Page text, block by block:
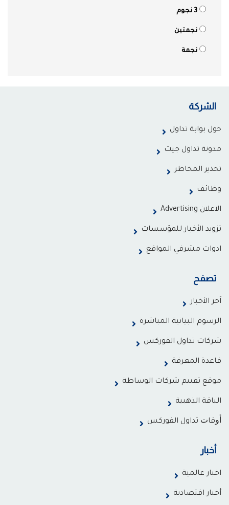
3 نجوم
نجمتين
نجمة
الشركة
حول بوابة تداول
مدونة تداول جيت
تحذير المخاطر
وظائف
الاعلان Advertising
تزويد الأخبار للمؤسسات
ادوات مشرفي المواقع
تصفح
آخر الأخبار
الرسوم البيانية المباشرة
شركات تداول الفوركس
قاعدة المعرفة
موقع تقييم شركات الوساطة
الباقة الذهبية
ﺃﻭﻗﺎﺕ تداول الفوركس
أخبار
اخبار عالمية
أخبار اقتصادية